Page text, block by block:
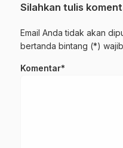
Silahkan tulis
Email Anda tidak akan
bertanda bintang (*)
Komentar*